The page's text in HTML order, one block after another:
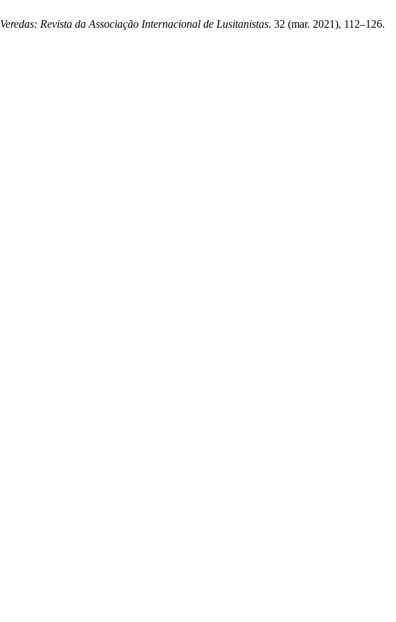
Veredas: Revista da Associação Internacional de Lusitanistas. 32 (mar. 2021), 112–126.